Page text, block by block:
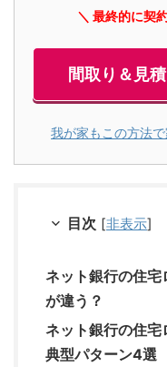
＼ 最終的に契
間取り＆見
我が家もこの方法
目次 [非表示]
ネット銀行の住
が違う？
ネット銀行の住
典型パターン4選